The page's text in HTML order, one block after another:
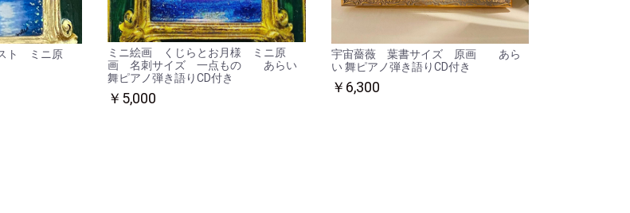
ト ミニ原
ミニ絵画 くじらとお月様 ミニ原
画 名刺サイズ 一点もの あらい
舞ピアノ弾き語りCD付き
￥5,000
宇宙薔薇 葉書サイズ 原画 あら
い 舞ピアノ弾き語りCD付き
￥6,300